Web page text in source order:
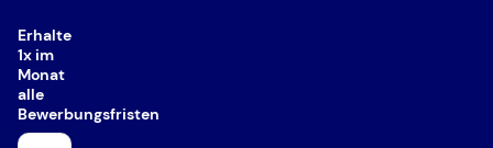
Erhalte
1x im
Monat
alle
Bewerbungsfristen